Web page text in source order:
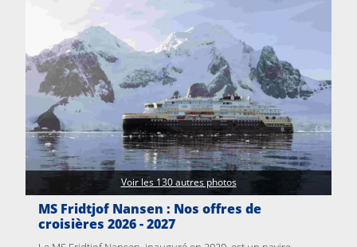
Nos destinations
Mois de départ
Ports Compagnies
Rechercher
MS Fridtjof Nansen : Nos offres de
croisières 2026 - 2027
Voir les 130 autres photos